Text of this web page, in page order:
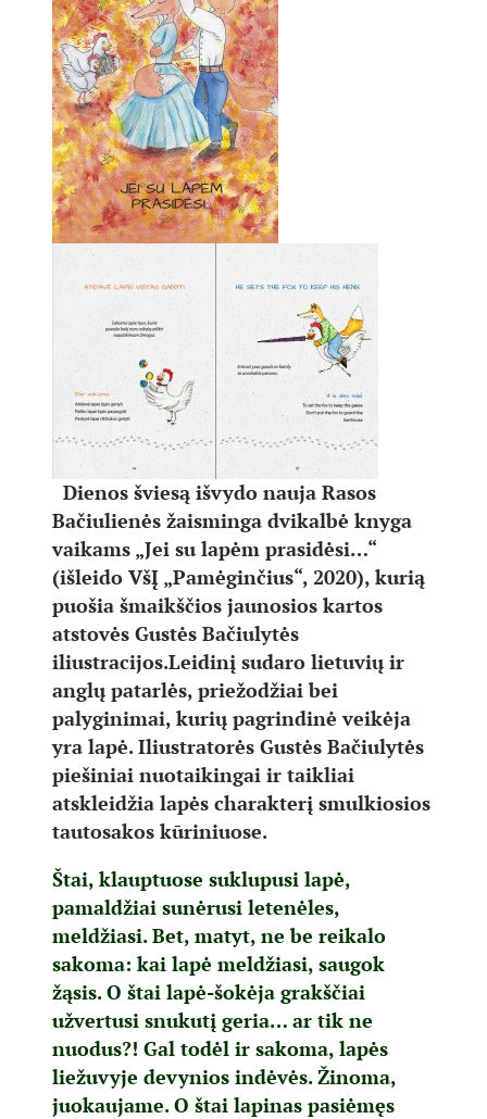
Dienos šviesą išvydo nauja Rasos
Bačiulienės žaisminga dvikalbė knyga
vaikams „Jei su lapėm prasidėsi…“
(išleido VšĮ „Pamėginčius“, 2020), kurią
puošia šmaikščios jaunosios kartos
atstovės Gustės Bačiulytės
iliustracijos.Leidinį sudaro lietuvių ir
anglų patarlės, priežodžiai bei
palyginimai, kurių pagrindinė veikėja
yra lapė. Iliustratorės Gustės Bačiulytės
piešiniai nuotaikingai ir taikliai
atskleidžia lapės charakterį smulkiosios
tautosakos kūriniuose.
Štai, klauptuose suklupusi lapė,
pamaldžiai sunėrusi letenėles,
meldžiasi. Bet, matyt, ne be reikalo
sakoma: kai lapė meldžiasi, saugok
žąsis. O štai lapė-šokėja grakščiai
užvertusi snukutį geria… ar tik ne
nuodus?! Gal todėl ir sakoma, lapės
liežuvyje devynios indėvės. Žinoma,
juokaujame. O štai lapinas pasiėmęs